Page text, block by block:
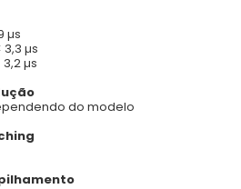
µs
3,3 µs
µs
do modelo